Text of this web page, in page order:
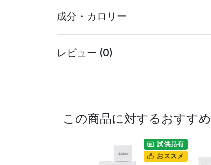
成分・カロリー
レビュー (0)
この商品に対するおすすめ
試供品有
おススメ